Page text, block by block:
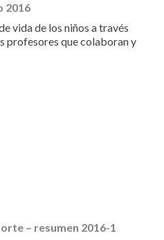
2016
vida de los niños a través
profesores que colaboran y
– resumen 2016-1